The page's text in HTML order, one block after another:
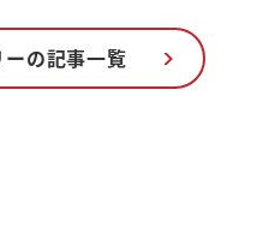
の記事一覧